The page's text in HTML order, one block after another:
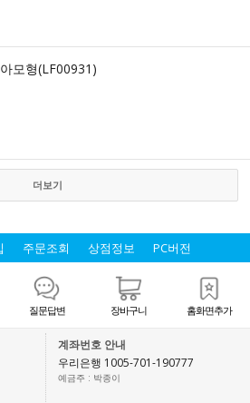
모형(LF00931)
더보기
주문조회 상점정보 PC버전
질문답변 장바구니 홈화면추가
계좌번호 안내
우리은행 1005-701-190777
예금주 : 박종이